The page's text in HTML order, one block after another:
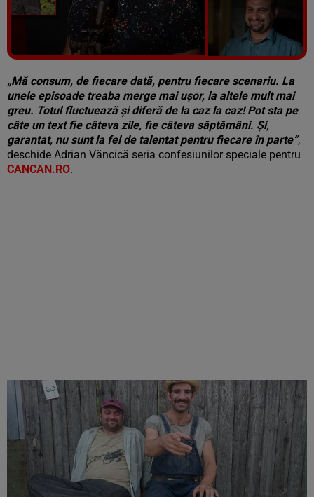
Vezi galeria foto
5 poze
„Mă consum, de fiecare dată, pentru fiecare scenariu. La
unele episoade treaba merge mai ușor, la altele mult mai
greu. Totul fluctuează și diferă de la caz la caz! Pot sta pe
câte un text fie câteva zile, fie câteva săptămâni. Și,
garantat, nu sunt la fel de talentat pentru fiecare în parte”,
deschide Adrian Văncică seria confesiunilor speciale pentru
CANCAN.RO.